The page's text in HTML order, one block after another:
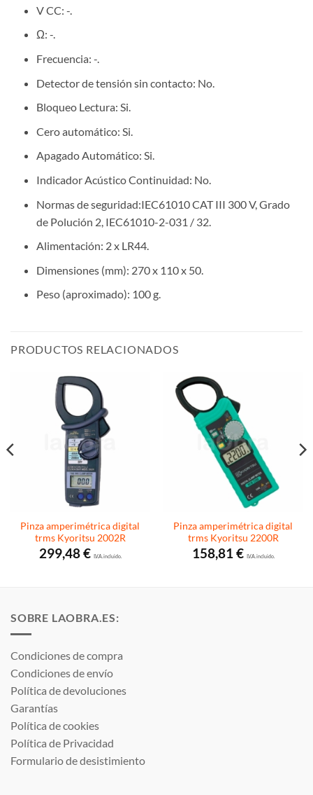
V CC: -.
Ω: -.
Frecuencia: -.
Detector de tensión sin contacto: No.
Bloqueo Lectura: Si.
Cero automático: Si.
Apagado Automático: Si.
Indicador Acústico Continuidad: No.
Normas de seguridad:IEC61010 CAT III 300 V, Grado
de Polución 2, IEC61010-2-031 / 32.
Alimentación: 2 x LR44.
Dimensiones (mm): 270 x 110 x 50.
Peso (aproximado): 100 g.
PRODUCTOS RELACIONADOS
Pinza amperimétrica digital
trms Kyoritsu 2002R
299,48€I.V.A. incluido.
Pinza amperimétrica digital
trms Kyoritsu 2200R
158,81€I.V.A. incluido.
SOBRE LAOBRA.ES:
Condiciones de compra
Condiciones de envío
Política de devoluciones
Garantías
Política de cookies
Política de Privacidad
Formulario de desistimiento